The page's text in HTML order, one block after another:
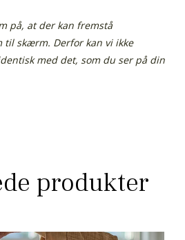
på, at der kan fremstå
til skærm. Derfor kan vi ikke
med det, som du ser på din
produkter